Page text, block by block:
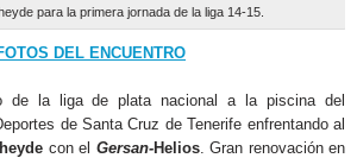
para la primera jornada de la liga 14-15.
DEL ENCUENTRO
de la liga de plata nacional a la piscina del
de Santa Cruz de Tenerife enfrentando al
con el Gersan-Helios. Gran renovación en